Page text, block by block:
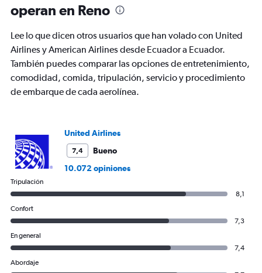
operan en Reno
Lee lo que dicen otros usuarios que han volado con United
Airlines y American Airlines desde Ecuador a Ecuador.
También puedes comparar las opciones de entretenimiento,
comodidad, comida, tripulación, servicio y procedimiento
de embarque de cada aerolínea.
United Airlines
7,4
Bueno
10.072 opiniones
Tripulación
8,1
Confort
7,3
En general
7,4
Abordaje